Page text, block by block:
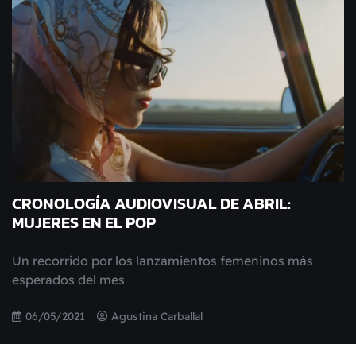
CRONOLOGÍA AUDIOVISUAL DE ABRIL:
MUJERES EN EL POP
Un recorrido por los lanzamientos femeninos más
esperados del mes
06/05/2021 Agustina Carballal